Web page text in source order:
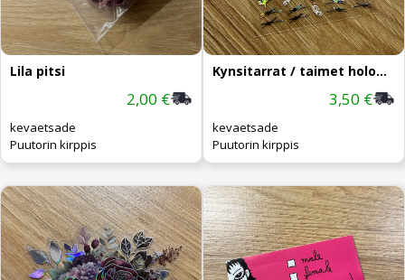
Lila pitsi
2,00 €
kevaetsade
Puutorin kirppis
Kynsitarrat / taimet hologrammi
3,50 €
kevaetsade
Puutorin kirppis